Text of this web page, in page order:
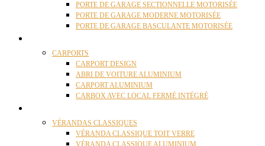
PORTE DE GARAGE SECTIONNELLE MOTORISÉE
PORTE DE GARAGE MODERNE MOTORISÉE
PORTE DE GARAGE BASCULANTE MOTORISÉE
CARPORTS
CARPORT DESIGN
ABRI DE VOITURE ALUMINIUM
CARPORT ALUMINIUM
CARBOX AVEC LOCAL FERMÉ INTÉGRÉ
VÉRANDAS CLASSIQUES
VÉRANDA CLASSIQUE TOIT VERRE
VÉRANDA CLASSIQUE ALUMINIUM